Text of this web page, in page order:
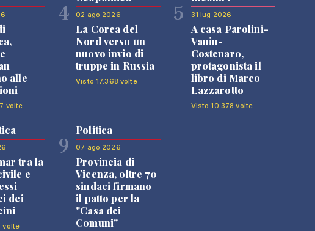
alle
volte
4 02 ago 2026
La Corea del
Nord verso un
nuovo invio di
truppe in Russia
Visto 17.368 volte
5 31 lug 2026
A casa Parolini-
Vanin-
Costenaro,
protagonista il
libro di Marco
Lazzarotto
Visto 10.378 volte
tra la
e
dei
volte
9
Politica
07 ago 2026
Provincia di
Vicenza, oltre 70
sindaci firmano
il patto per la
"Casa dei
Comuni"